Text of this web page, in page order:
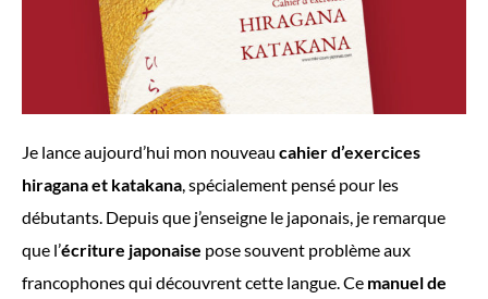
Je lance aujourd’hui mon nouveau cahier d’exercices
hiragana et katakana, spécialement pensé pour les
débutants. Depuis que j’enseigne le japonais, je remarque
que l’écriture japonaise pose souvent problème aux
francophones qui découvrent cette langue. Ce manuel de